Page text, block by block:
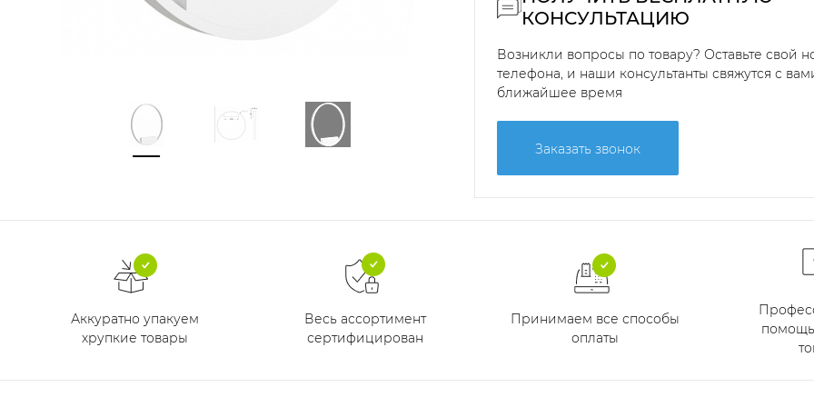
КОНСУЛЬТАЦИЮ
Возникли вопросы по товару? Оставьте свой
телефона, и наши консультанты свяжутся с
ближайшее время
Заказать звонок
Аккуратно упакуем
хрупкие товары
Весь ассортимент
сертифицирован
Принимаем все способы
оплаты